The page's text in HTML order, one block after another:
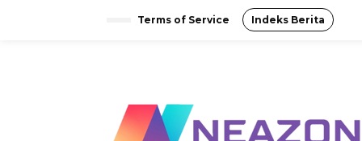
Terms of Service Indeks Berita